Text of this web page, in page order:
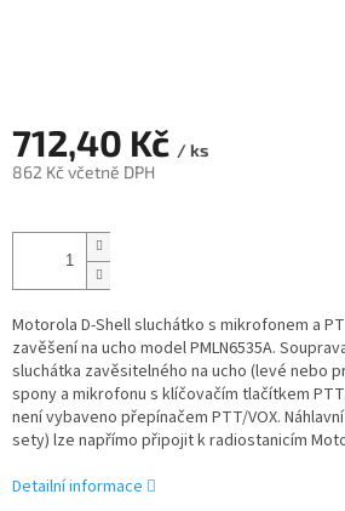
712,40 Kč / ks
862 Kč včetně DPH
cena:
Motorola D-Shell sluchátko s mikrofonem a
zavěšení na ucho model PMLN6535A.
sluchátka zavěsitelného na ucho (levé nebo
spony a mikrofonu s klíčovačím tlačítkem
není vybaveno přepínačem PTT/VOX.
sety) lze napřímo připojit k radiostanicím
Detailní informace